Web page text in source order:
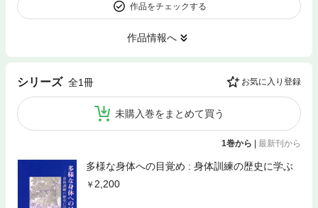
作品をチェックする
作品情報へ
シリーズ 全1冊 お気に入り登録
未購入巻をまとめて買う
1巻から | 最新刊から
多様な身体への目覚め : 身体訓練の歴史に学ぶ
2,200